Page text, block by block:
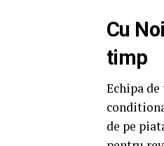
Cu
timp
Echipa
de pe